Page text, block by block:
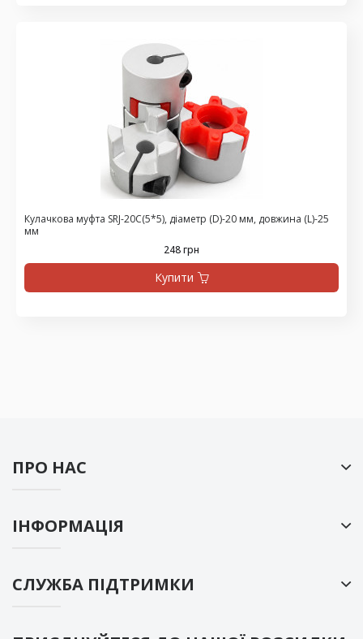
Кулачкова муфта SRJ-20C(5*5), діаметр (D)-20 мм, довжина (L)-25
мм
248 грн
Купити
ПРО НАС
ІНФОРМАЦІЯ
СЛУЖБА ПІДТРИМКИ